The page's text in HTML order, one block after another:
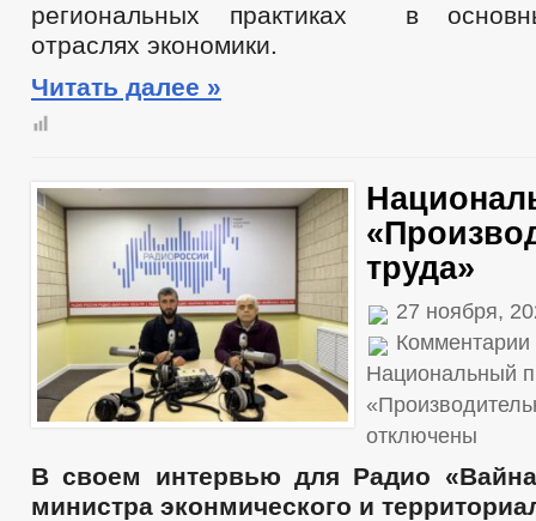
региональных практиках в
отраслях экономики.
Читать далее »
труда»
27 ноября,
Комментарии
Национальный
отключены
В своем интервью для Радио
министра эконмического и